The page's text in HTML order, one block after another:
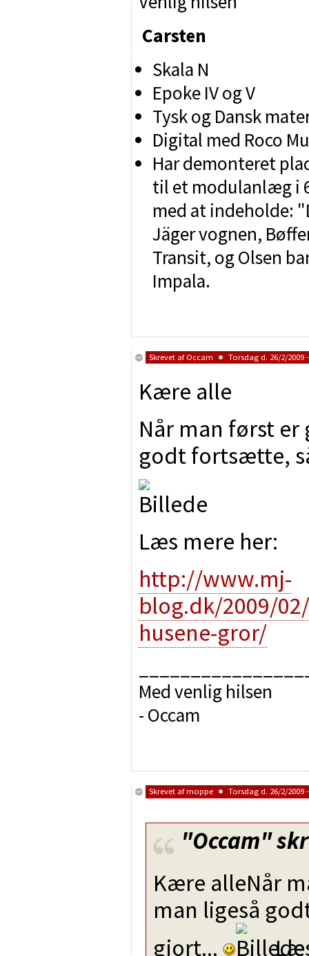
Carsten
Skala N
Epoke IV og V
Tysk og Dansk
Digital med Roco
Har demonteret
til et modulanlæg i
med at indeholde:
Jäger vognen,
Transit, og Olsen
Impala.
Skrevet af Occam Torsdag d. 26/2/2009
Kære alle
Når man først er
godt fortsætte,
Læs mere her:
http://www.mj-
blog.dk/2009/
husene-gror/
Med venlig hilsen
- Occam
Skrevet afmoppe Torsdag d. 26/2/2009
"Occam"
Kære alleNår
man ligeså
gjort...